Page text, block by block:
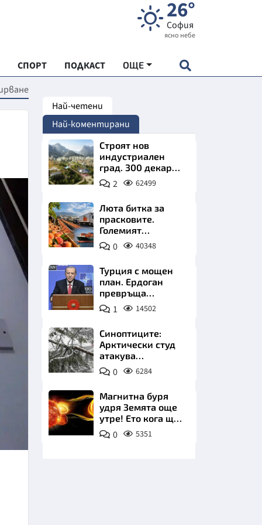
26°
София
ясно небе
СПОРТ ПОДКАСТ ОЩЕ
"ЧУДЕСАТА НА БЪЛГАРИЯ"
ХРАНА
ИКОНОМИКА
Най-четени
Най-коментирани
Строят нов
индустриален
град. 300 декара
чакат златни
заводи
2 62499
Люта битка за
прасковите.
Големият
победител е
Турция
0 40348
Турция с мощен
план. Ердоган
превръща
Джейхан в
петролно чудо
1 14502
Синоптиците:
Арктически студ
атакува
Балканите.
Фалшивата зима
нас
0 6284
Магнитна буря
удря Земята още
утре! Ето кога ще
е най-силна
0 5351